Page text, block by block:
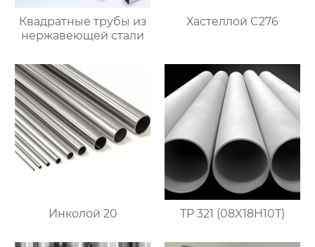
Квадратные трубы из
нержавеющей стали
Хастеллой C276
Инколой 20 TP 321 (08X18H10T)